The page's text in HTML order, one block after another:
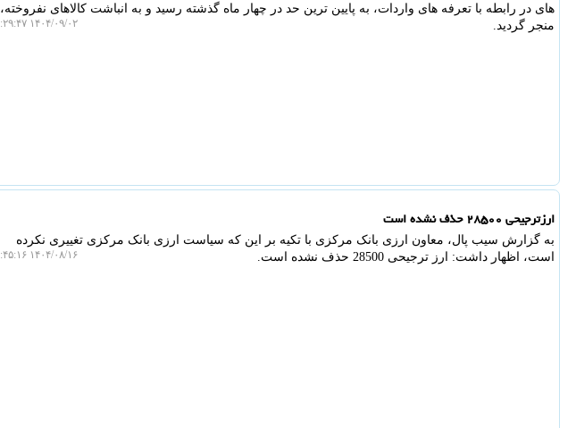
های در رابطه با تعرفه های واردات، به پایین ترین حد در چهار ماه گذشته رسید و به انباشت کالاهای نفروخته،
منجر گردید.
۱۴۰۴/۰۹/۰۲ ۱۱:۲۹:۴۷
ارزترجیحی ۲۸۵۰۰ حذف نشده است
به گزارش سیب پال، معاون ارزی بانک مرکزی با تکیه بر این که سیاست ارزی بانک مرکزی تغییری نکرده
است، اظهار داشت: ارز ترجیحی 28500 حذف نشده است.
۱۴۰۴/۰۸/۱۶ ۱۴:۴۵:۱۶